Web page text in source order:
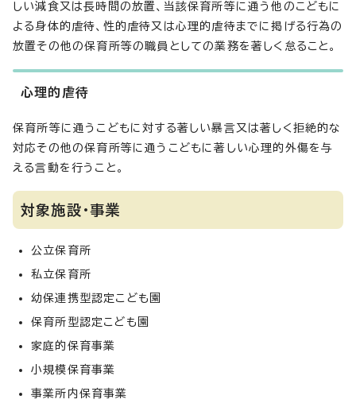
しい減食又は長時間の放置、当該保育所等に通う他のこどもに
よる身体的虐待、性的虐待又は心理的虐待までに掲げる行為の
放置その他の保育所等の職員としての業務を著しく怠ること。
心理的虐待
保育所等に通うこどもに対する著しい暴言又は著しく拒絶的な
対応その他の保育所等に通うこどもに著しい心理的外傷を与
える言動を行うこと。
対象施設・事業
公立保育所
私立保育所
幼保連携型認定こども園
保育所型認定こども園
家庭的保育事業
小規模保育事業
事業所内保育事業